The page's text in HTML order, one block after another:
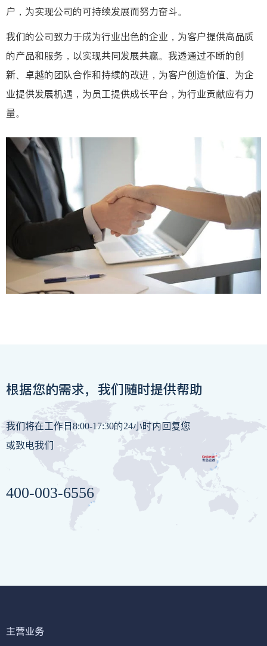
户，为实现公司的可持续发展而努力奋斗。
我们的公司致力于成为行业出色的企业，为客户提供高品质
的产品和服务，以实现共同发展共赢。我透通过不断的创
新、卓越的团队合作和持续的改进，为客户创造价值、为企
业提供发展机遇，为员工提供成长平台，为行业贡献应有力
量。
根据您的需求，我们随时提供帮助
我们将在工作日8:00-17:30的24小时内回复您
或致电我们
400-003-6556
主营业务